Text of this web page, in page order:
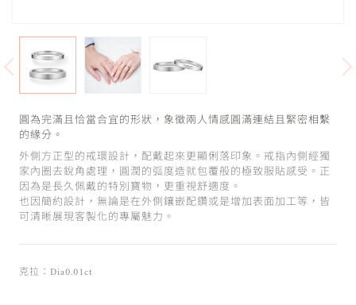
圓為完滿且恰當合宜的形狀，象徵兩人情感圓滿連結且緊密相繫
的緣分。
外側方正型的戒環設計，配戴起來更顯俐落印象。戒指內側經獨
家內圈去銳角處理，圓潤的弧度造就包覆般的極致服貼感受。正
因為是長久佩戴的特別寶物，更重視舒適度。
也因簡約設計，無論是在外側鑲嵌配鑽或是增加表面加工等，皆
可清晰展現客製化的專屬魅力。
克拉：Dia0.01ct